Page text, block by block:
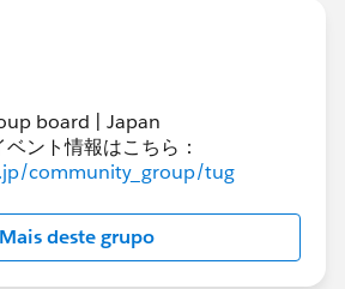
board | Japan
ント情報はこちら：
community_group/tug
Mais deste grupo